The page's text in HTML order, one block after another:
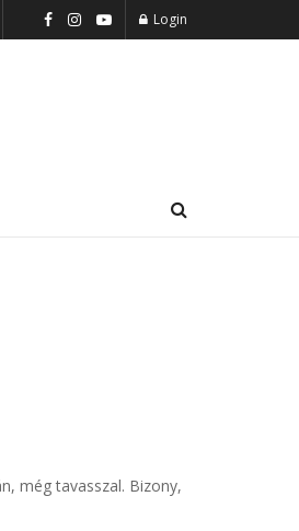
Login
még tavasszal. Bizony,